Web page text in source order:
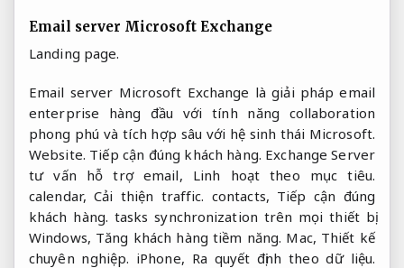
Email server Microsoft Exchange
Landing page.
Email server Microsoft Exchange là giải pháp email
enterprise hàng đầu với tính năng collaboration
phong phú và tích hợp sâu với hệ sinh thái Microsoft.
Website. Tiếp cận đúng khách hàng. Exchange Server
tư vấn hỗ trợ email, Linh hoạt theo mục tiêu.
calendar,Cải thiện traffic. contacts, Tiếp cận đúng
khách hàng. tasks synchronization trên mọi thiết bị
Windows, Tăng khách hàng tiềm năng. Mac, Thiết kế
chuyên nghiệp. iPhone, Ra quyết định theo dữ liệu.